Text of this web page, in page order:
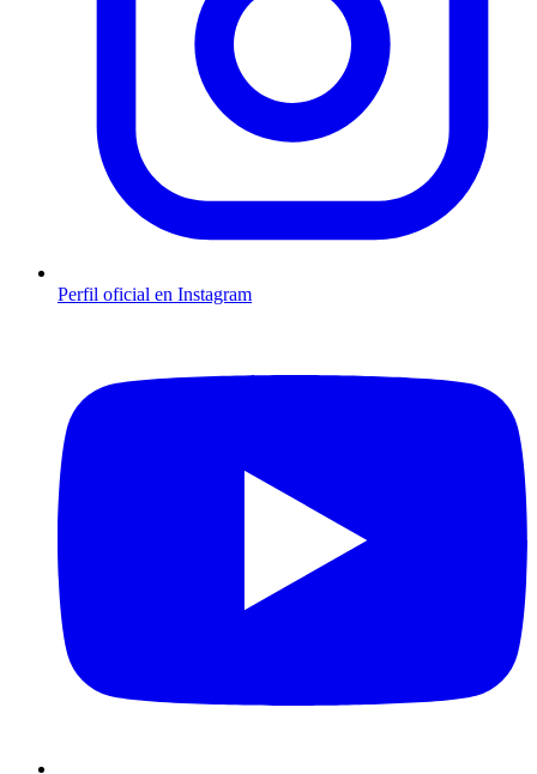
Perfil oficial en Instagram